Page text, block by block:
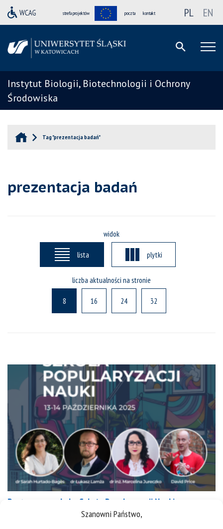
Szanowni Państwo,
strefa projektów poczta kontakt PL EN
Instytut Biologii, Biotechnologii i Ochrony
Środowiska
Tag "prezentacja badań"
prezentacja badań
widok
lista plytki
liczba aktualności na stronie
8 16 24 32
Postaw na naukę! – Szkoła Popularyzacji Nauki